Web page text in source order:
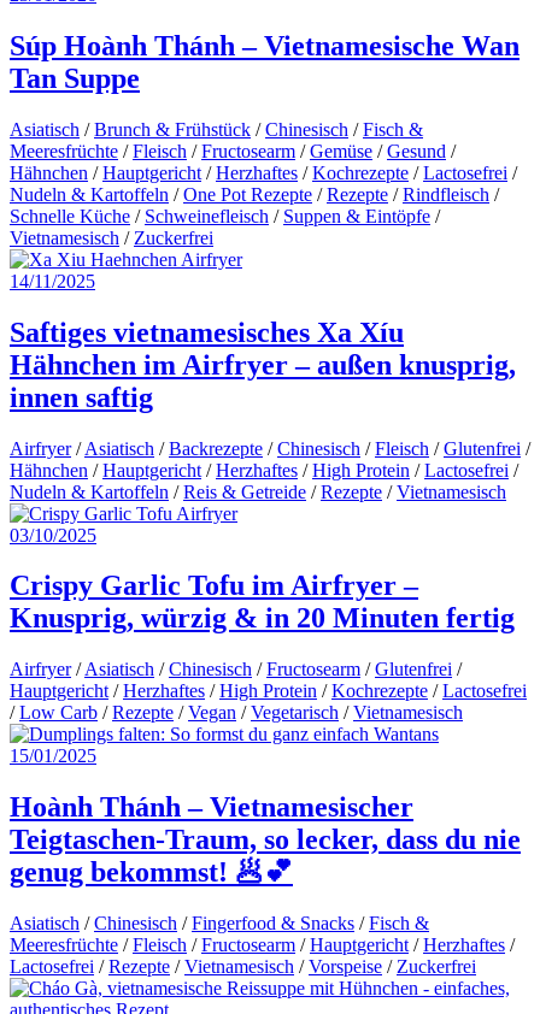
Súp Hoành Thánh – Vietnamesische Wan
Tan Suppe
Asiatisch /Brunch & Frühstück /Chinesisch /Fisch &
Meeresfrüchte /Fleisch /Fructosearm /Gemüse /Gesund /
Hähnchen /Hauptgericht /Herzhaftes /Kochrezepte /Lactosefrei /
Nudeln & Kartoffeln /One Pot Rezepte /Rezepte /Rindfleisch /
Schnelle Küche / Schweinefleisch / Suppen & Eintöpfe /
Vietnamesisch / Zuckerfrei
14/11/2025
Saftiges vietnamesisches Xa Xíu
Hähnchen im Airfryer – außen knusprig,
innen saftig
Airfryer/Asiatisch /Backrezepte /Chinesisch /Fleisch /Glutenfrei /
Hähnchen /Hauptgericht /Herzhaftes /High Protein /Lactosefrei /
Nudeln & Kartoffeln /Reis & Getreide /Rezepte /Vietnamesisch
03/10/2025
Crispy Garlic Tofu im Airfryer –
Knusprig, würzig & in 20 Minuten fertig
Airfryer/Asiatisch /Chinesisch /Fructosearm /Glutenfrei /
Hauptgericht /Herzhaftes /High Protein /Kochrezepte /Lactosefrei
/Low Carb /Rezepte /Vegan /Vegetarisch /Vietnamesisch
15/01/2025
Hoành Thánh – Vietnamesischer
Teigtaschen-Traum, so lecker, dass du nie
genug bekommst! 🥟💕
Asiatisch /Chinesisch /Fingerfood & Snacks /Fisch &
Meeresfrüchte /Fleisch /Fructosearm /Hauptgericht /Herzhaftes /
Lactosefrei /Rezepte /Vietnamesisch /Vorspeise / Zuckerfrei